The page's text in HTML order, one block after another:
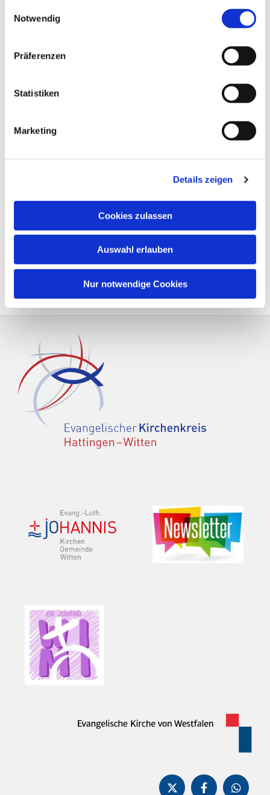
Notwendig
Präferenzen
Statistiken
Marketing
Details zeigen
Cookies zulassen
Auswahl erlauben
Nur notwendige Cookies